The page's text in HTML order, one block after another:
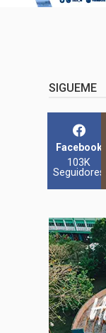
SIGUEME
Facebook
103K
Seguidores